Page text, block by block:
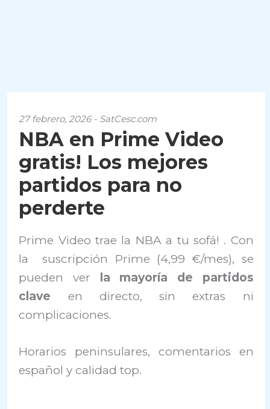
27 febrero, 2026 - SatCesc.com
NBA en Prime Video
gratis! Los mejores
partidos para no
perderte
Prime Video trae la NBA a tu sofá! . Con
la suscripción Prime (4,99 €/mes), se
pueden ver
la mayoría de partidos
clave en directo, sin extras ni
complicaciones.
Horarios peninsulares, comentarios en
español y calidad top.